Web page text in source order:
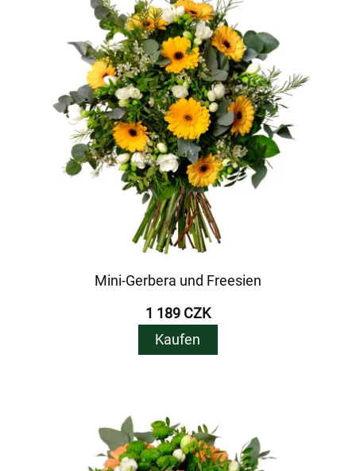
Mini-Gerbera und Freesien
1 189 CZK
Kaufen